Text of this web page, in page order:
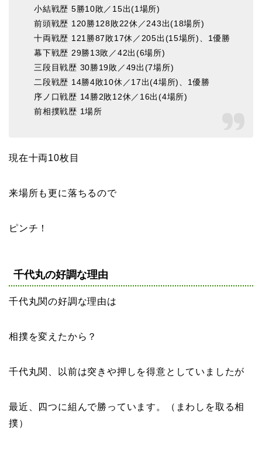
小結戦歴 5勝10敗／15出(1場所)
前頭戦歴 120勝128敗22休／243出(18場所)
十両戦歴 121勝87敗17休／205出(15場所)、1優勝
幕下戦歴 29勝13敗／42出(6場所)
三段目戦歴 30勝19敗／49出(7場所)
二段戦歴 14勝4敗10休／17出(4場所)、1優勝
序ノ口戦歴 14勝2敗12休／16出(4場所)
前相撲戦歴 1場所
現在十両10枚目
来場所も更に落ちるので
ピンチ！
千代丸の好調な理由
千代丸関の好調な理由は
相撲を変えたから？
千代丸関、以前は突きや押しを得意としていましたが
最近、四つに組んで勝っています。（まわしを取る相
撲）